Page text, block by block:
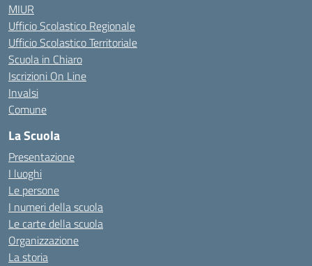
MIUR
Ufficio Scolastico Regionale
Ufficio Scolastico Territoriale
Scuola in Chiaro
Iscrizioni On Line
Invalsi
Comune
La Scuola
Presentazione
I luoghi
Le persone
I numeri della scuola
Le carte della scuola
Organizzazione
La storia